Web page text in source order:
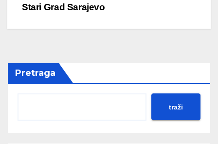
Stari Grad Sarajevo
Pretraga
traži